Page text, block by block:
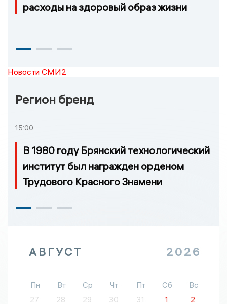
расходы на здоровый образ жизни
Новости СМИ2
Регион бренд
15:00
В 1980 году Брянский технологический
институт был награжден орденом
Трудового Красного Знамени
АВГУСТ 2026
Пн Вт Ср Чт Пт Сб
Вс
27
28 29 30 31 1
2